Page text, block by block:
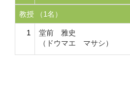
教授 （1名）
1
堂前 雅史
（ドウマエ マサシ）